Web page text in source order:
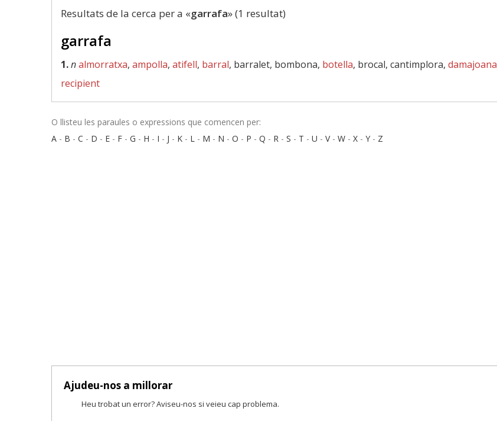
Resultats de la cerca per a «garrafa» (1 resultat)
garrafa
1.nalmorratxa, ampolla, atifell, barral, barralet, bombona, botella, brocal, cantimplora, damajoana
recipient
O llisteu les paraules o expressions que comencen per:
A - B - C - D - E - F - G - H - I - J - K - L - M - N - O - P - Q - R - S - T - U - V- W - X - Y - Z
Ajudeu-nos a millorar
Heu trobat un error? Aviseu-nos si veieu cap problema.